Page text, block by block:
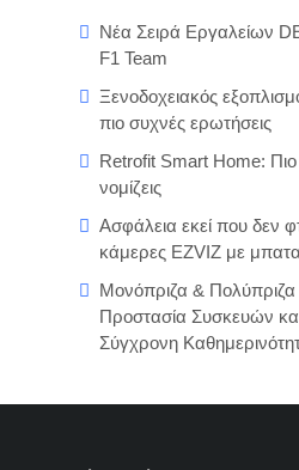
Νέα Σειρά Εργαλείων
F1 Team
Ξενοδοχειακός
πιο συχνές ερωτήσεις
Retrofit Smart Home:
νομίζεις
Ασφάλεια εκεί που δεν
κάμερες EZVIZ με
Μονόπριζα &
Προστασία Συσκευών
Σύγχρονη